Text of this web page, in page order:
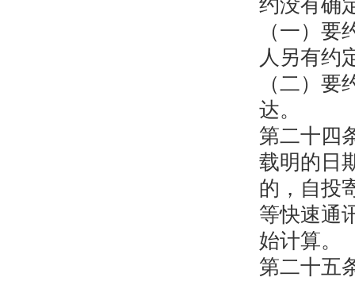
约没有确
（一）
人另有约
（二）
达。
第二十四
载明的日
的，自投
等快速通
始计算。
第二十五